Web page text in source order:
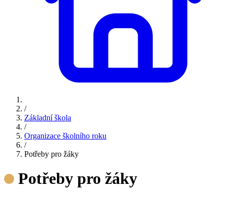
/
Základní škola
/
Organizace školního roku
/
Potřeby pro žáky
Potřeby pro žáky